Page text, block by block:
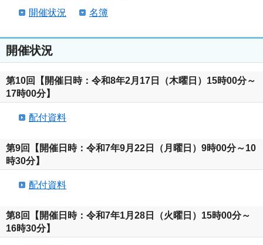
開催状況 名簿
開催状況
第10回【開催日時：令和8年2月17日（木曜日）15時00分～
17時00分】
配付資料
第9回【開催日時：令和7年9月22日（月曜日）9時00分～10
時30分】
配付資料
第8回【開催日時：令和7年1月28日（火曜日）15時00分～
16時30分】